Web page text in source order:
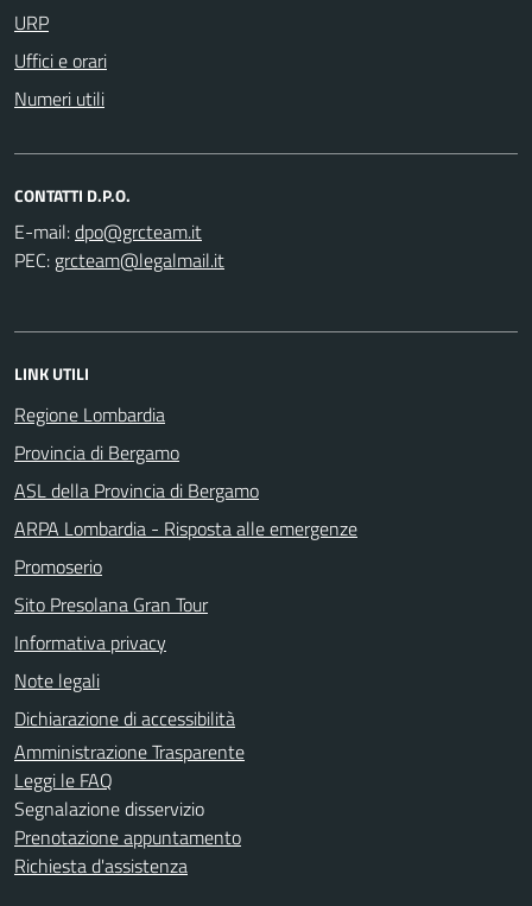
URP
Uffici e orari
Numeri utili
CONTATTI D.P.O.
E-mail:
PEC:
LINK UTILI
Regione Lombardia
Provincia di Bergamo
ASL della Provincia di Bergamo
ARPA Lombardia - Risposta alle emergenze
Promoserio
Sito Presolana Gran Tour
Informativa privacy
Note legali
Dichiarazione di accessibilità
Amministrazione Trasparente
Leggi le FAQ
Segnalazione disservizio
Prenotazione appuntamento
Richiesta d'assistenza